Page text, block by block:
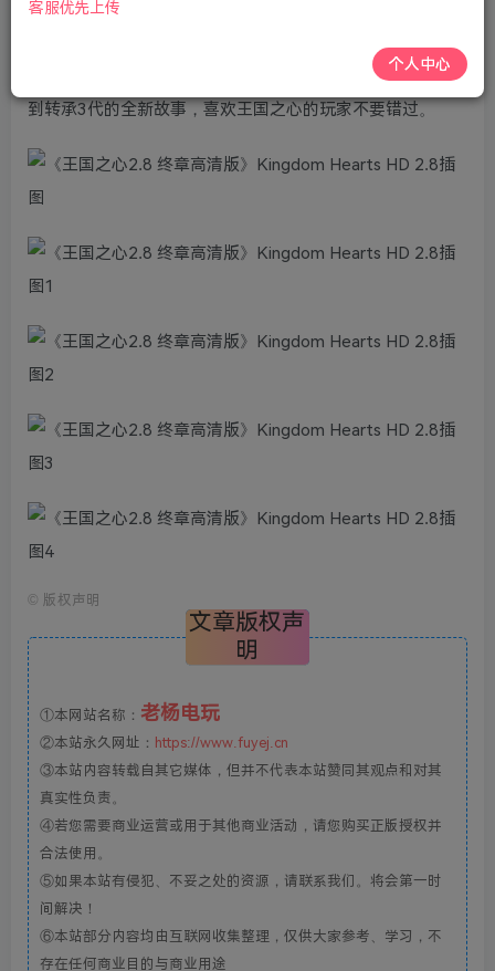
王国之心HD2.8合集是Square Enix制作发行的日系角色扮演
游戏王国之心系列作品，合集包含了连接到王国之心3的三
部作品。从系列起源的动画电影，到梦降深处的高清重制，
到转承3代的全新故事，喜欢王国之心的玩家不要错过。
© 版权声明
文章版权声
明
①本网站名称： 老杨电玩
②本站永久网址： https://www.fuyej.cn
③本站内容转载自其它媒体，但并不代表本站赞同其观点和对其
真实性负责。
④若您需要商业运营或用于其他商业活动，请您购买正版授权并
合法使用。
⑤如果本站有侵犯、不妥之处的资源，请联系我们。将会第一时
间解决！
⑥本站部分内容均由互联网收集整理，仅供大家参考、学习，不
存在任何商业目的与商业用途
客服优先上传
个人中心